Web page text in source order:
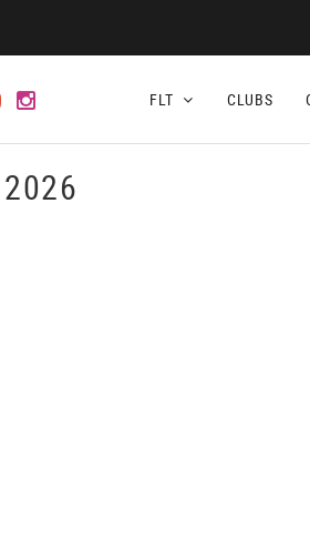
FLT CLUBS